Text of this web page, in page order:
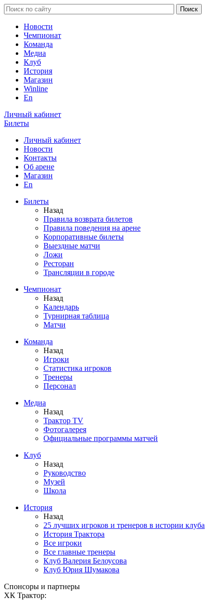
Новости
Чемпионат
Команда
Медиа
Клуб
История
Магазин
Winline
En
Личный кабинет
Билеты
Личный кабинет
Новости
Контакты
Об арене
Магазин
En
Билеты
Назад
Правила возврата билетов
Правила поведения на арене
Корпоративные билеты
Выездные матчи
Ложи
Ресторан
Трансляции в городе
Чемпионат
Назад
Календарь
Турнирная таблица
Матчи
Команда
Назад
Игроки
Статистика игроков
Тренеры
Персонал
Медиа
Назад
Трактор TV
Фотогалерея
Официальные программы матчей
Клуб
Назад
Руководство
Музей
Школа
История
Назад
25 лучших игроков и тренеров в истории клуба
История Трактора
Все игроки
Все главные тренеры
Клуб Валерия Белоусова
Клуб Юрия Шумакова
Спонсоры и партнеры
ХК Трактор: